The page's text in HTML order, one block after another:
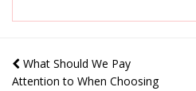
What Should We Pay
Attention to When Choosing